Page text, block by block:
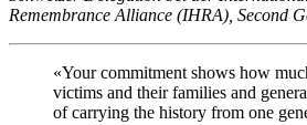
Remembrance Alliance (IHRA), Second
«Your commitment shows how
victims and their families and
of carrying the history from one